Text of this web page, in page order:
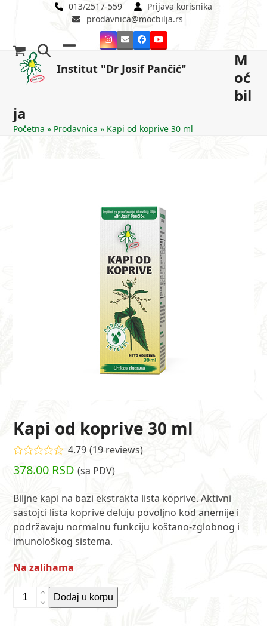
013/2517-559
Prijava korisnika
prodavnica@mocbilja.rs
Instagram
EmailFacebookYouTube
Institut "Dr Josif Pančić"
mobile
mobile
M
oć
bil
ja
Početna » Prodavnica » Kapi od koprive 30 ml
Kapi od koprive 30 ml
Ocenjeno
4.79od 5 na
19
ocena
kupaca
4.79 (19reviews)
378.00 RSD (sa PDV)
Biljne kapi na bazi ekstrakta lista koprive. Aktivni
sastojci lista koprive deluju povoljno kod anemije i
podržavaju normalnu funkciju koštano-zglobnog i
imunološkog sistema.
Na zalihama
Kapi
Dodaj u korpu